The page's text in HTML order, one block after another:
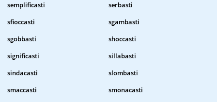
semplificasti
serbasti
sfioccasti
sgambasti
sgobbasti
shoccasti
significasti
sillabasti
sindacasti
slombasti
smaccasti
smonacasti